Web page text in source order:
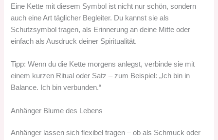
Eine Kette mit diesem Symbol ist nicht nur schön, sondern
auch eine Art täglicher Begleiter. Du kannst sie als
Schutzsymbol tragen, als Erinnerung an deine Mitte oder
einfach als Ausdruck deiner Spiritualität.
Tipp: Wenn du die Kette morgens anlegst, verbinde sie mit
einem kurzen Ritual oder Satz – zum Beispiel: „Ich bin in
Balance. Ich bin verbunden.“
Anhänger Blume des Lebens
Anhänger lassen sich flexibel tragen – ob als Schmuck oder